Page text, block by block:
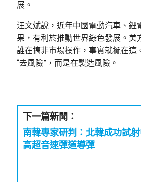
展。
汪文斌說，近年中國電動汽車、
果，有利於推動世界綠色發展。美
誰在搞非市場操作，事實就擺在這
“去風險”，而是在製造風險。
下一篇新聞：
南韓專家研判：北韓成功試
高超音速彈道導彈